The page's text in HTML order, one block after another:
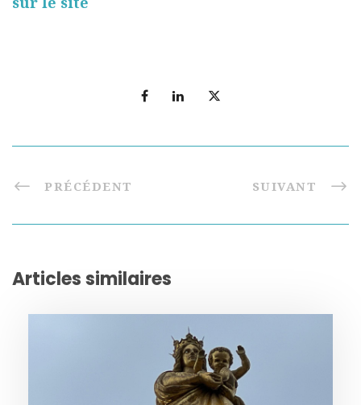
PRÉCÉDENT SUIVANT
Articles similaires